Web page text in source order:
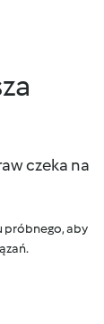
czeka na
próbnego, aby